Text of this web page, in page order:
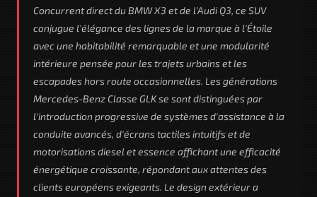
Concurrent direct du BMW X3 et de l'Audi Q3, ce SUV
conjugue l'élégance des lignes de la marque à l'Étoile
avec une habitabilité remarquable et une modularité
intérieure pensée pour les trajets urbains et les
escapades hors route occasionnelles. Les générations
Mercedes-Benz Classe GLK se sont distinguées par
l'introduction progressive de systèmes d'assistance à la
conduite avancés, d'écrans tactiles intuitifs et de
motorisations diesel et essence affichant une efficacité
énergétique croissante, répondant aux attentes des
clients européens exigeants. Le design extérieur a